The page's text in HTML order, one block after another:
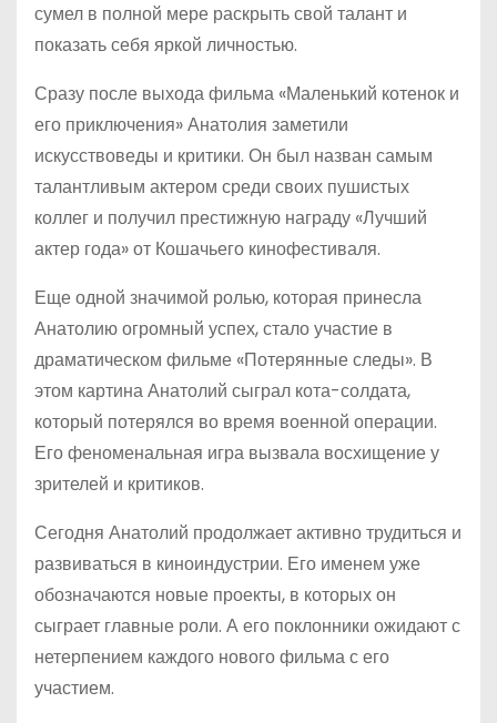
сумел в полной мере раскрыть свой талант и
показать себя яркой личностью.
Сразу после выхода фильма «Маленький котенок и
его приключения» Анатолия заметили
искусствоведы и критики. Он был назван самым
талантливым актером среди своих пушистых
коллег и получил престижную награду «Лучший
актер года» от Кошачьего кинофестиваля.
Еще одной значимой ролью, которая принесла
Анатолию огромный успех, стало участие в
драматическом фильме «Потерянные следы». В
этом картина Анатолий сыграл кота-солдата,
который потерялся во время военной операции.
Его феноменальная игра вызвала восхищение у
зрителей и критиков.
Сегодня Анатолий продолжает активно трудиться и
развиваться в киноиндустрии. Его именем уже
обозначаются новые проекты, в которых он
сыграет главные роли. А его поклонники ожидают с
нетерпением каждого нового фильма с его
участием.